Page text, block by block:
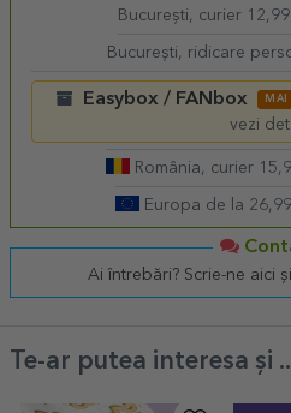
București, curier 12,99
București, ridicare
Easybox / FANbox MAI
vezi
România, curier
Europa de la
Ai întrebări? Scrie-ne aici
Te-ar putea interesa și